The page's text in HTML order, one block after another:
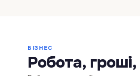
БІЗНЕС
Робота, гроші,
Від професійного
ягідного бізнесу: історія